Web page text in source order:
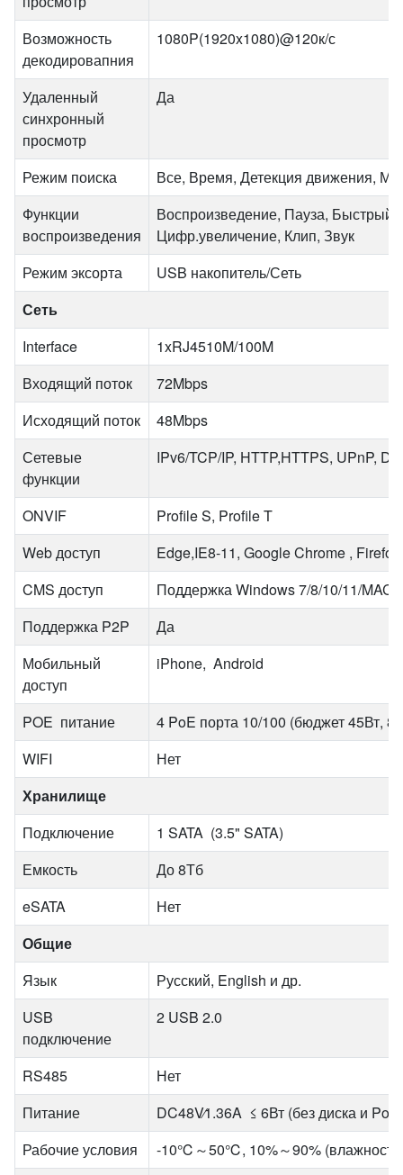
Возможность
декодировапния
1080P(1920x1080)@120к/с
Удаленный
синхронный
просмотр
Да
Режим поиска
Все, Время, Детекция движения,
Функции
воспроизведения
Воспроизведение, Пауза, Быстрый
Цифр.увеличение, Клип, Звук
Режим эксорта
USB накопитель/Сеть
Сеть
Interface
1xRJ4510M/100M
Входящий поток
72Mbps
Исходящий поток
48Mbps
Сетевые
функции
IPv6/TCP/IP, HTTP,HTTPS, UPnP,
ONVIF
Profile S, Profile T
Web доступ
Edge,IE8-11, Google Chrome ,
CMS доступ
Поддержка Windows 7/8/10/11/MAC
Поддержка P2P
Да
Мобильный
доступ
iPhone, Android
POE питание
4 PoE порта 10/100 (бюджет 45Вт,
WIFI
Нет
Хранилище
Подключение
1 SATA (3.5" SATA)
Емкость
До 8Тб
eSATA
Нет
Общие
Язык
Русский, English и др.
USB
подключение
2 USB 2.0
RS485
Нет
Питание
DC48V∕1.36A ≤ 6Вт (без диска и PoE)
Рабочие условия
-10℃～50℃, 10%～90%